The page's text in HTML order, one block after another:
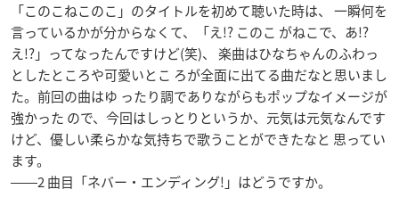
「このこねこのこ」のタイトルを初めて聴いた時は、 一瞬何を
言っているかが分からなくて、「え!? このこ がねこで、あ!?
え!?」ってなったんですけど(笑)、 楽曲はひなちゃんのふわっ
としたところや可愛いとこ ろが全面に出てる曲だなと思いまし
た。前回の曲はゆ ったり調でありながらもポップなイメージが
強かった ので、今回はしっとりというか、元気は元気なんです
けど、優しい柔らかな気持ちで歌うことができたなと 思ってい
ます。
――2 曲目「ネバー・エンディング!」はどうですか。